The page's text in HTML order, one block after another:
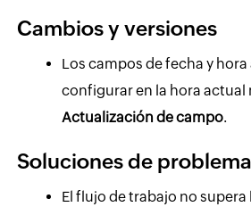
Cambios y versiones
Los campos de fecha y
configurar en la hora actual
Actualización de campo.
Soluciones de
El flujo de trabajo no supera